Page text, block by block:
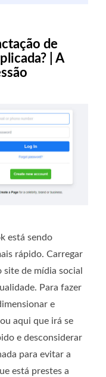
de
| A
está sendo
rápido. Carregar
de mídia social
Para fazer
e
aqui que irá se
e desconsiderar
para evitar a
está prestes a